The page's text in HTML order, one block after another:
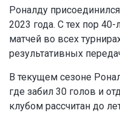
Роналду
2023 года. С тех пор
матчей во всех
результативных
В текущем сезоне
где забил 30 голов и
клубом рассчитан до